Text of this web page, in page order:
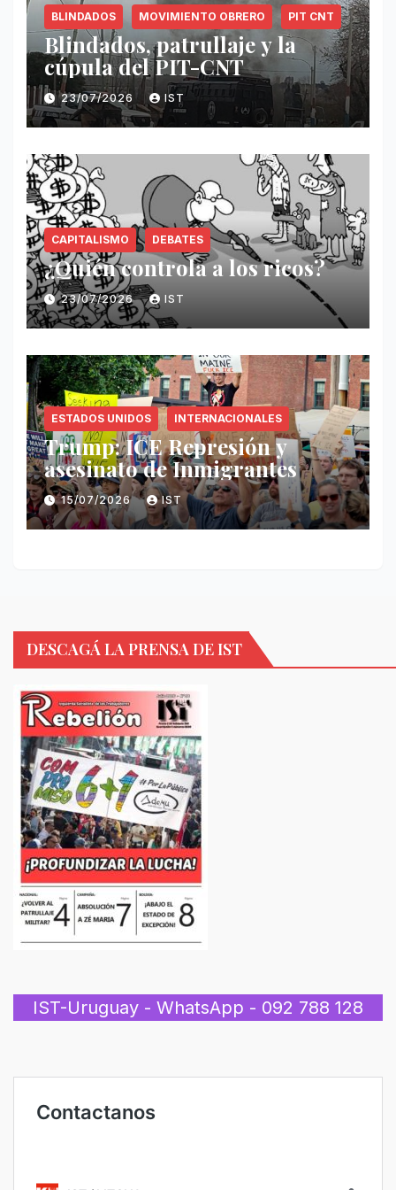
BLINDADOS MOVIMIENTO OBRERO PIT CNT
Blindados, patrullaje y la
cúpula del PIT-CNT
23/07/2026 IST
CAPITALISMO DEBATES
¿Quién controla a los ricos?
23/07/2026 IST
ESTADOS UNIDOS INTERNACIONALES
Trump: ICE Represión y
asesinato de Inmigrantes
15/07/2026 IST
DESCAGÁ LA PRENSA DE IST
IST-Uruguay - WhatsApp - 092 788 128